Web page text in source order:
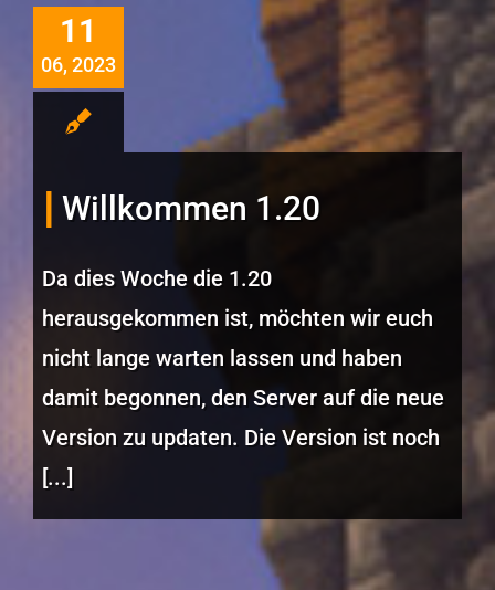
11
06, 2023
Willkommen 1.20
Da dies Woche die 1.20
herausgekommen ist, möchten wir euch
nicht lange warten lassen und haben
damit begonnen, den Server auf die neue
Version zu updaten. Die Version ist noch
[...]